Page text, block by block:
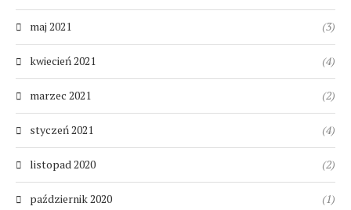
maj 2021 (3)
kwiecień 2021 (4)
marzec 2021 (2)
styczeń 2021 (4)
listopad 2020 (2)
październik 2020 (1)